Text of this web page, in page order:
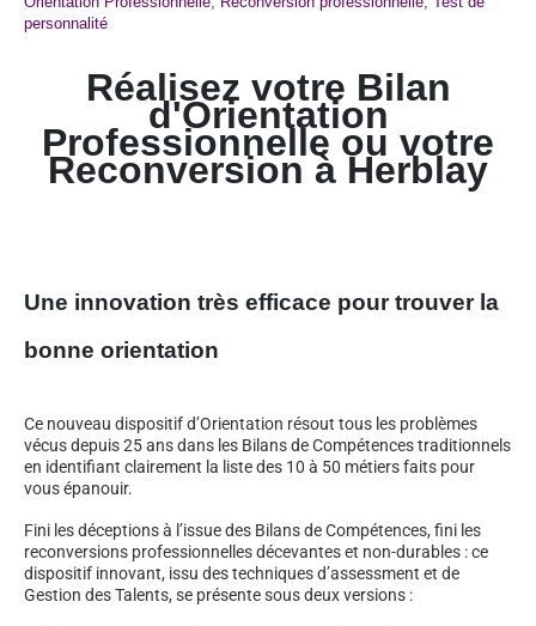
personnalité
Réalisez votre Bilan
d'Orientation
Professionnelle ou votre
Reconversion à Herblay
Une innovation très efficace pour trouver la
bonne orientation
Ce nouveau dispositif d’Orientation résout tous les problèmes
vécus depuis 25 ans dans les Bilans de Compétences traditionnels
en identifiant clairement la liste des 10 à 50 métiers faits pour
vous épanouir.
Fini les déceptions à l’issue des Bilans de Compétences, fini les
reconversions professionnelles décevantes et non-durables : ce
dispositif innovant, issu des techniques d’assessment et de
Gestion des Talents, se présente sous deux versions :